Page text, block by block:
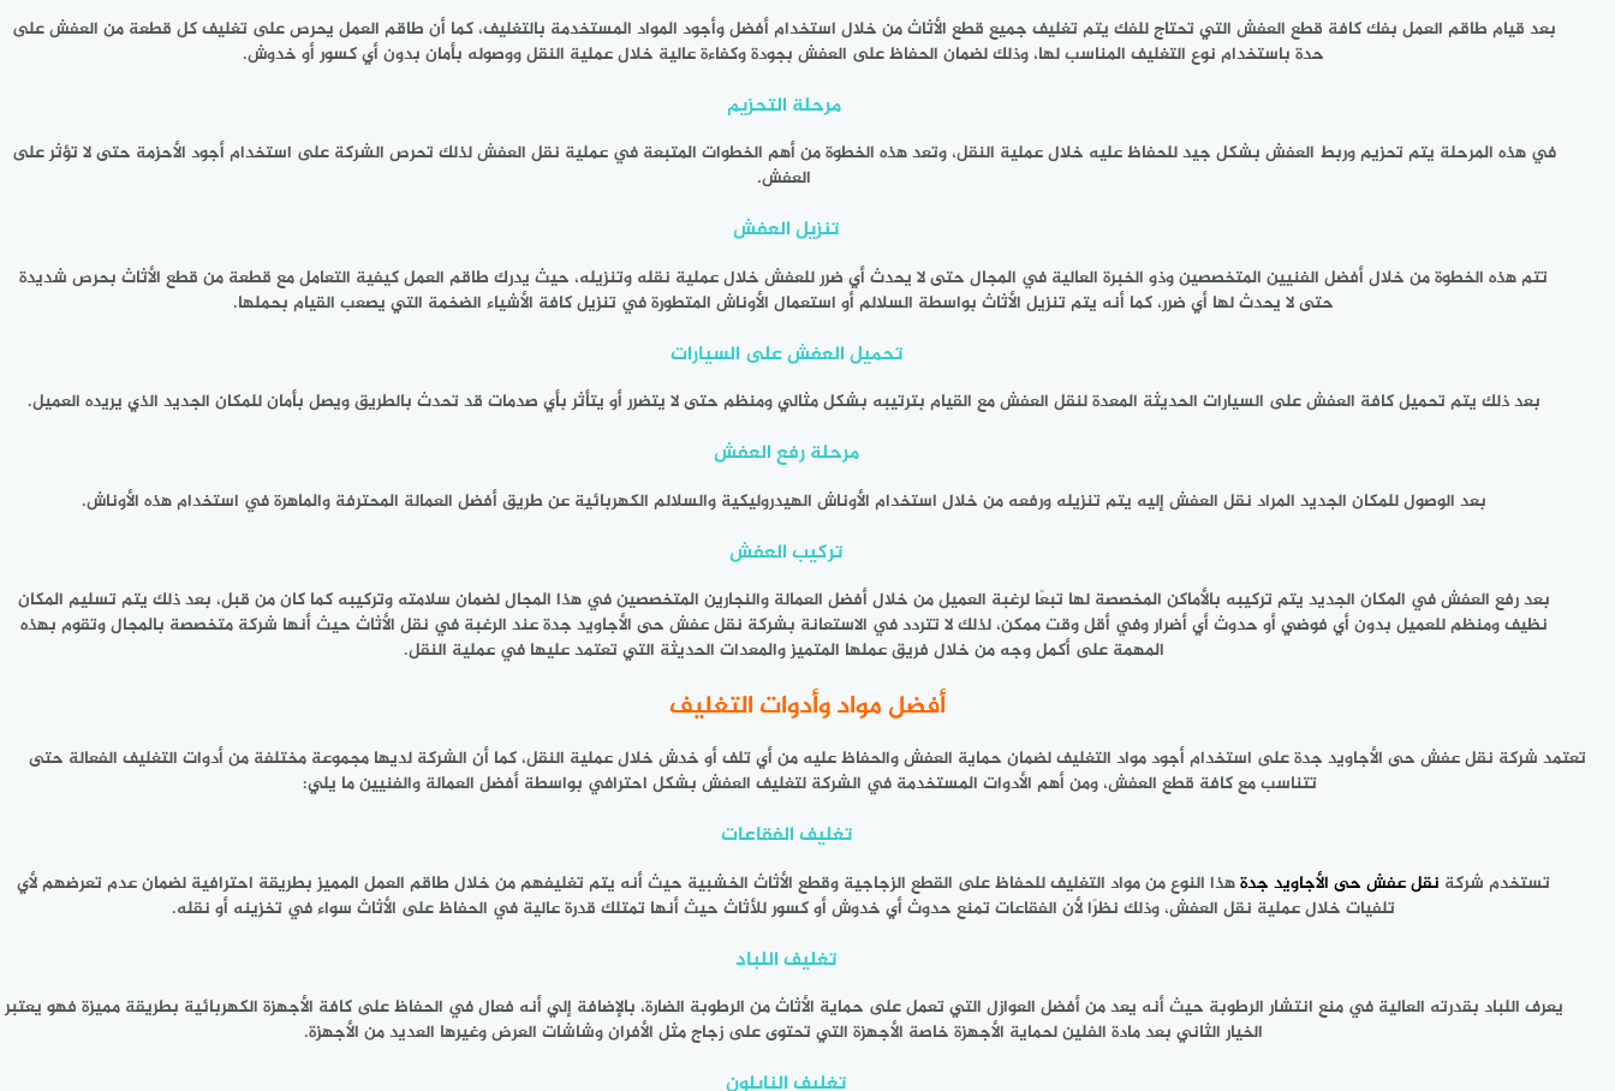
بعد قيام طاقم العمل بفك كافة قطع العفش التي تحتاج للفك يتم تغليف جميع قطع الأثاث من خلال استخدام أفضل وأجود المواد المستخدمة بالتغليف، كما أن طاقم العمل يحرص على تغليف كل قطعة من العفش على
حدة باستخدام نوع التغليف المناسب لها، وذلك لضمان الحفاظ على العفش بجودة وكفاءة عالية خلال عملية النقل ووصوله بأمان بدون أي كسور أو خدوش.
مرحلة التحزيم
في هذه المرحلة يتم تحزيم وربط العفش بشكل جيد للحفاظ عليه خلال عملية النقل، وتعد هذه الخطوة من أهم الخطوات المتبعة في عملية نقل العفش لذلك تحرص الشركة على استخدام أجود الأحزمة حتى لا تؤثر على
العفش.
تنزيل العفش
تتم هذه الخطوة من خلال أفضل الفنيين المتخصصين وذو الخبرة العالية في المجال حتى لا يحدث أي ضرر للعفش خلال عملية نقله وتنزيله، حيث يدرك طاقم العمل كيفية التعامل مع قطعة من قطع الأثاث بحرص شديدة
حتى لا يحدث لها أي ضرر، كما أنه يتم تنزيل الأثاث بواسطة السلالم أو استعمال الأوناش المتطورة في تنزيل كافة الأشياء الضخمة التي يصعب القيام بحملها.
تحميل العفش على السيارات
بعد ذلك يتم تحميل كافة العفش على السيارات الحديثة المعدة لنقل العفش مع القيام بترتيبه بشكل مثالي ومنظم حتى لا يتضرر أو يتأثر بأي صدمات قد تحدث بالطريق ويصل بأمان للمكان الجديد الذي يريده العميل.
مرحلة رفع العفش
بعد الوصول للمكان الجديد المراد نقل العفش إليه يتم تنزيله ورفعه من خلال استخدام الأوناش الهيدروليكية والسلالم الكهربائية عن طريق أفضل العمالة المحترفة والماهرة في استخدام هذه الأوناش.
تركيب العفش
بعد رفع العفش في المكان الجديد يتم تركيبه بالأماكن المخصصة لها تبعًا لرغبة العميل من خلال أفضل العمالة والنجارين المتخصصين في هذا المجال لضمان سلامته وتركيبه كما كان من قبل، بعد ذلك يتم تسليم المكان
نظيف ومنظم للعميل بدون أي فوضي أو حدوث أي أضرار وفي أقل وقت ممكن، لذلك لا تتردد في الاستعانة بشركة نقل عفش حى الأجاويد جدة عند الرغبة في نقل الأثاث حيث أنها شركة متخصصة بالمجال وتقوم بهذه
المهمة على أكمل وجه من خلال فريق عملها المتميز والمعدات الحديثة التي تعتمد عليها في عملية النقل.
أفضل مواد وأدوات التغليف
تعتمد شركة نقل عفش حى الأجاويد جدةعلى استخدام أجود مواد التغليف لضمان حماية العفش والحفاظ عليه من أي تلف أو خدش خلال عملية النقل، كما أن الشركة لديها مجموعة مختلفة من أدوات التغليف الفعالة حتى
تتناسب مع كافة قطع العفش، ومن أهم الأدوات المستخدمة في الشركة لتغليف العفش بشكل احترافي بواسطة أفضل العمالة والفنيين ما يلي:
تغليف الفقاعات
تستخدم شركة نقل عفش حى الأجاويد جدةهذا النوع من مواد التغليف للحفاظ على القطع الزجاجية وقطع الأثاث الخشبية حيث أنه يتم تغليفهم من خلال طاقم العمل المميز بطريقة احترافية لضمان عدم تعرضهم لأي
تلفيات خلال عملية نقل العفش، وذلك نظرًا لأن الفقاعات تمنع حدوث أي خدوش أو كسور للأثاث حيث أنها تمتلك قدرة عالية في الحفاظ على الأثاث سواء في تخزينه أو نقله.
تغليف اللباد
يعرف اللباد بقدرته العالية في منع انتشار الرطوبة حيث أنه يعد من أفضل العوازل التي تعمل على حماية الأثاث من الرطوبة الضارة، بالإضافة إلي أنه فعال في الحفاظ على كافة الأجهزة الكهربائية بطريقة مميزة فهو يعتبر
الخيار الثاني بعد مادة الفلين لحماية الأجهزة خاصة الأجهزة التي تحتوى على زجاج مثل الأفران وشاشات العرض وغيرها العديد من الأجهزة.
تغليف النايلون